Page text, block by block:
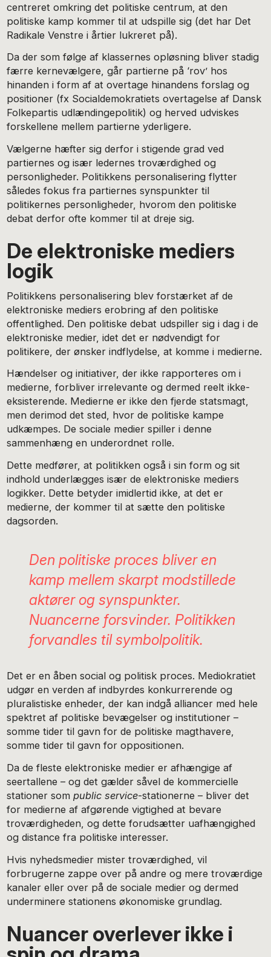
centreret omkring det politiske centrum, at den
politiske kamp kommer til at udspille sig (det har Det
Radikale Venstre i årtier lukreret på).
Da der som følge af klassernes opløsning bliver stadig
færre kernevælgere, går partierne på ‘rov’ hos
hinanden i form af at overtage hinandens forslag og
positioner (fx Socialdemokratiets overtagelse af Dansk
Folkepartis udlændingepolitik) og herved udviskes
forskellene mellem partierne yderligere.
Vælgerne hæfter sig derfor i stigende grad ved
partiernes og især ledernes troværdighed og
personligheder. Politikkens personalisering flytter
således fokus fra partiernes synspunkter til
politikernes personligheder, hvorom den politiske
debat derfor ofte kommer til at dreje sig.
De elektroniske mediers
logik
Politikkens personalisering blev forstærket af de
elektroniske mediers erobring af den politiske
offentlighed. Den politiske debat udspiller sig i dag i de
elektroniske medier, idet det er nødvendigt for
politikere, der ønsker indflydelse, at komme i medierne.
Hændelser og initiativer, der ikke rapporteres om i
medierne, forbliver irrelevante og dermed reelt ikke-
eksisterende. Medierne er ikke den fjerde statsmagt,
men derimod det sted, hvor de politiske kampe
udkæmpes. De sociale medier spiller i denne
sammenhæng en underordnet rolle.
Dette medfører, at politikken også i sin form og sit
indhold underlægges især de elektroniske mediers
logikker. Dette betyder imidlertid ikke, at det er
medierne, der kommer til at sætte den politiske
dagsorden.
Den politiske proces bliver en
kamp mellem skarpt modstillede
aktører og synspunkter.
Nuancerne forsvinder. Politikken
forvandles til symbolpolitik.
Det er en åben social og politisk proces. Mediokratiet
udgør en verden af indbyrdes konkurrerende og
pluralistiske enheder, der kan indgå alliancer med hele
spektret af politiske bevægelser og institutioner –
somme tider til gavn for de politiske magthavere,
somme tider til gavn for oppositionen.
Da de fleste elektroniske medier er afhængige af
seertallene – og det gælder såvel de kommercielle
stationer sompublic service-stationerne – bliver det
for medierne af afgørende vigtighed at bevare
troværdigheden, og dette forudsætter uafhængighed
og distance fra politiske interesser.
Hvis nyhedsmedier mister troværdighed, vil
forbrugerne zappe over på andre og mere troværdige
kanaler eller over på de sociale medier og dermed
underminere stationens økonomiske grundlag.
Nuancer overlever ikke i